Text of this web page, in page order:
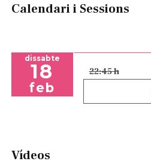
Calendari i Sessions
dissabte
18
feb
22:45 h
Vídeos